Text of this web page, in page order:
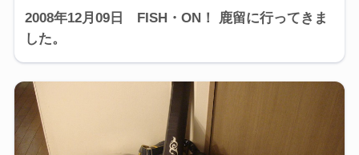
2008年12月09日 FISH・ON！ 鹿留に行ってきま
した。